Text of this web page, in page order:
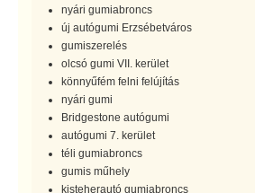
nyári gumiabroncs
új autógumi Erzsébetváros
gumiszerelés
olcsó gumi VII. kerület
könnyűfém felni felújítás
nyári gumi
Bridgestone autógumi
autógumi 7. kerület
téli gumiabroncs
gumis műhely
kisteherautó gumiabroncs